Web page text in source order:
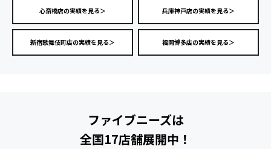
心斎橋店の実績を見る＞ 兵庫神戸店の実績を見る＞
新宿歌舞伎町店の実績を見る＞ 福岡博多店の実績を見る＞
ファイブニーズは
全国17店舗展開中！